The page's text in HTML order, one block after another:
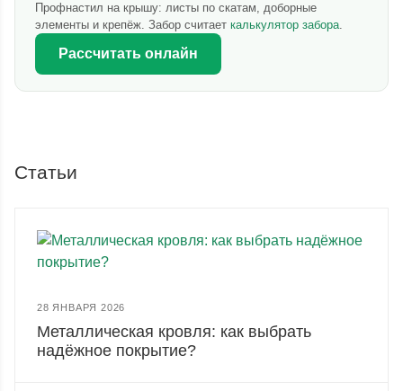
Профнастил на крышу: листы по скатам, доборные
элементы и крепёж. Забор считает калькулятор забора.
Рассчитать онлайн
Статьи
28 ЯНВАРЯ 2026
Металлическая кровля: как выбрать
надёжное покрытие?